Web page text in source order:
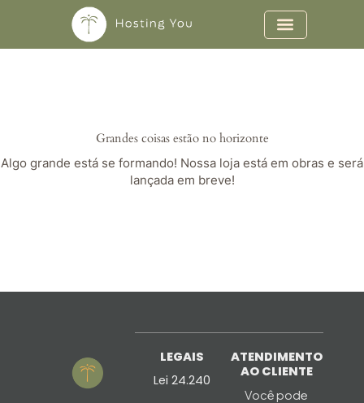
Grandes coisas estão no horizonte
Algo grande está se formando! Nossa loja está em obras e será
lançada em breve!
LEGAIS
Lei 24.240
ATENDIMENTO
AO CLIENTE
Você pode